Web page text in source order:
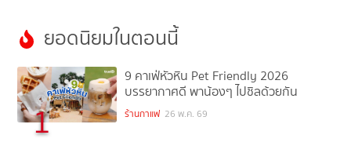
ยอดนิยมในตอนนี้
1
9 คาเฟ่หัวหิน Pet Friendly 2026
บรรยากาศดี พาน้องๆ ไปชิลด้วยกัน
ร้านกาแฟ 26 พ.ค. 69